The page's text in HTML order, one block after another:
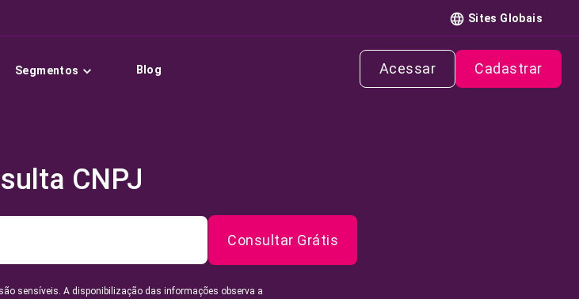
Sites Globais
Segmentos Blog Acessar Cadastrar
CNPJ
Consultar Grátis
sensíveis. A disponibilização das informações observa a